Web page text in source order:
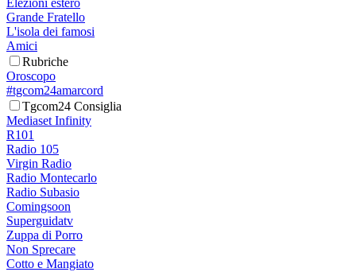
Elezioni estero
Grande Fratello
L'isola dei famosi
Amici
Rubriche
Oroscopo
#tgcom24amarcord
Tgcom24 Consiglia
Mediaset Infinity
R101
Radio 105
Virgin Radio
Radio Montecarlo
Radio Subasio
Comingsoon
Superguidatv
Zuppa di Porro
Non Sprecare
Cotto e Mangiato